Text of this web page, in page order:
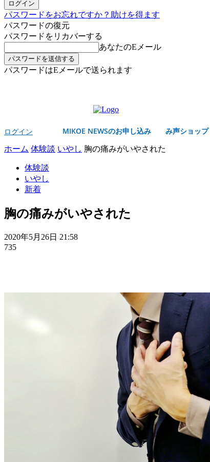
パスワードをお忘れですか？助けを得ます
パスワードの復元
パスワードをリカバーする
あなたのEメール
パスワードはEメールで送られます
ログイン MIKOE NEWSのお申し込み み声ショップ
ホーム 体験談 いやし 胸の痛みがいやされた
体験談
いやし
新着
胸の痛みがいやされた
2020年5月26日 21:58
735